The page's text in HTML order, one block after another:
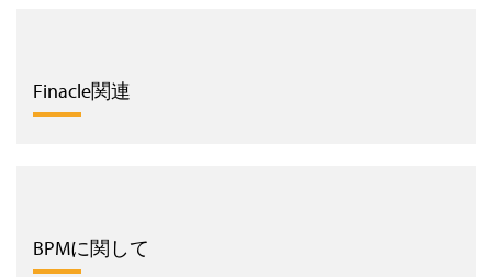
Finacle関連
BPMに関して